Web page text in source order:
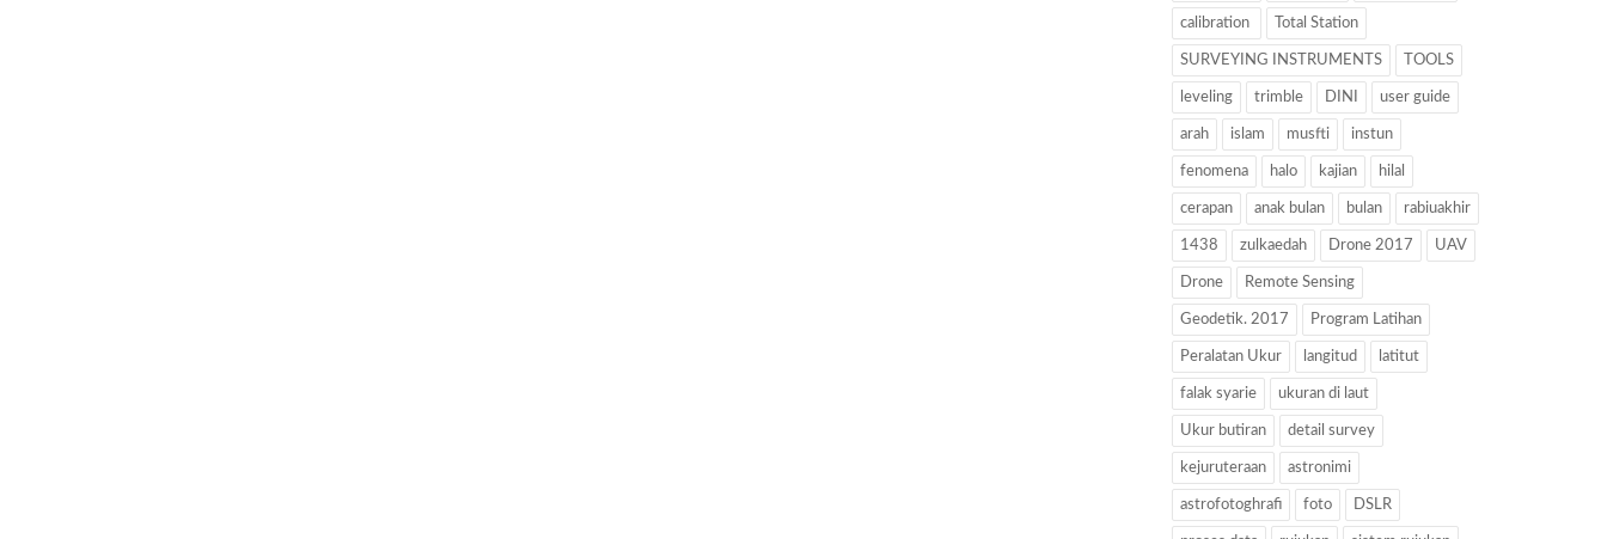
calibration Total Station
SURVEYING INSTRUMENTS TOOLS
leveling trimble DINI user guide
arah islam musfti instun
fenomena halo kajian hilal
cerapan anak bulan bulan rabiuakhir
1438 zulkaedah Drone 2017 UAV
Drone Remote Sensing
Geodetik. 2017 Program Latihan
Peralatan Ukur langitud latitut
falak syarie ukuran di laut
Ukur butiran detail survey
kejuruteraan astronimi
astrofotoghrafi foto DSLR